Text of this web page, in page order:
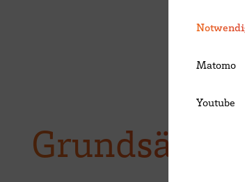
Matomo
Youtube